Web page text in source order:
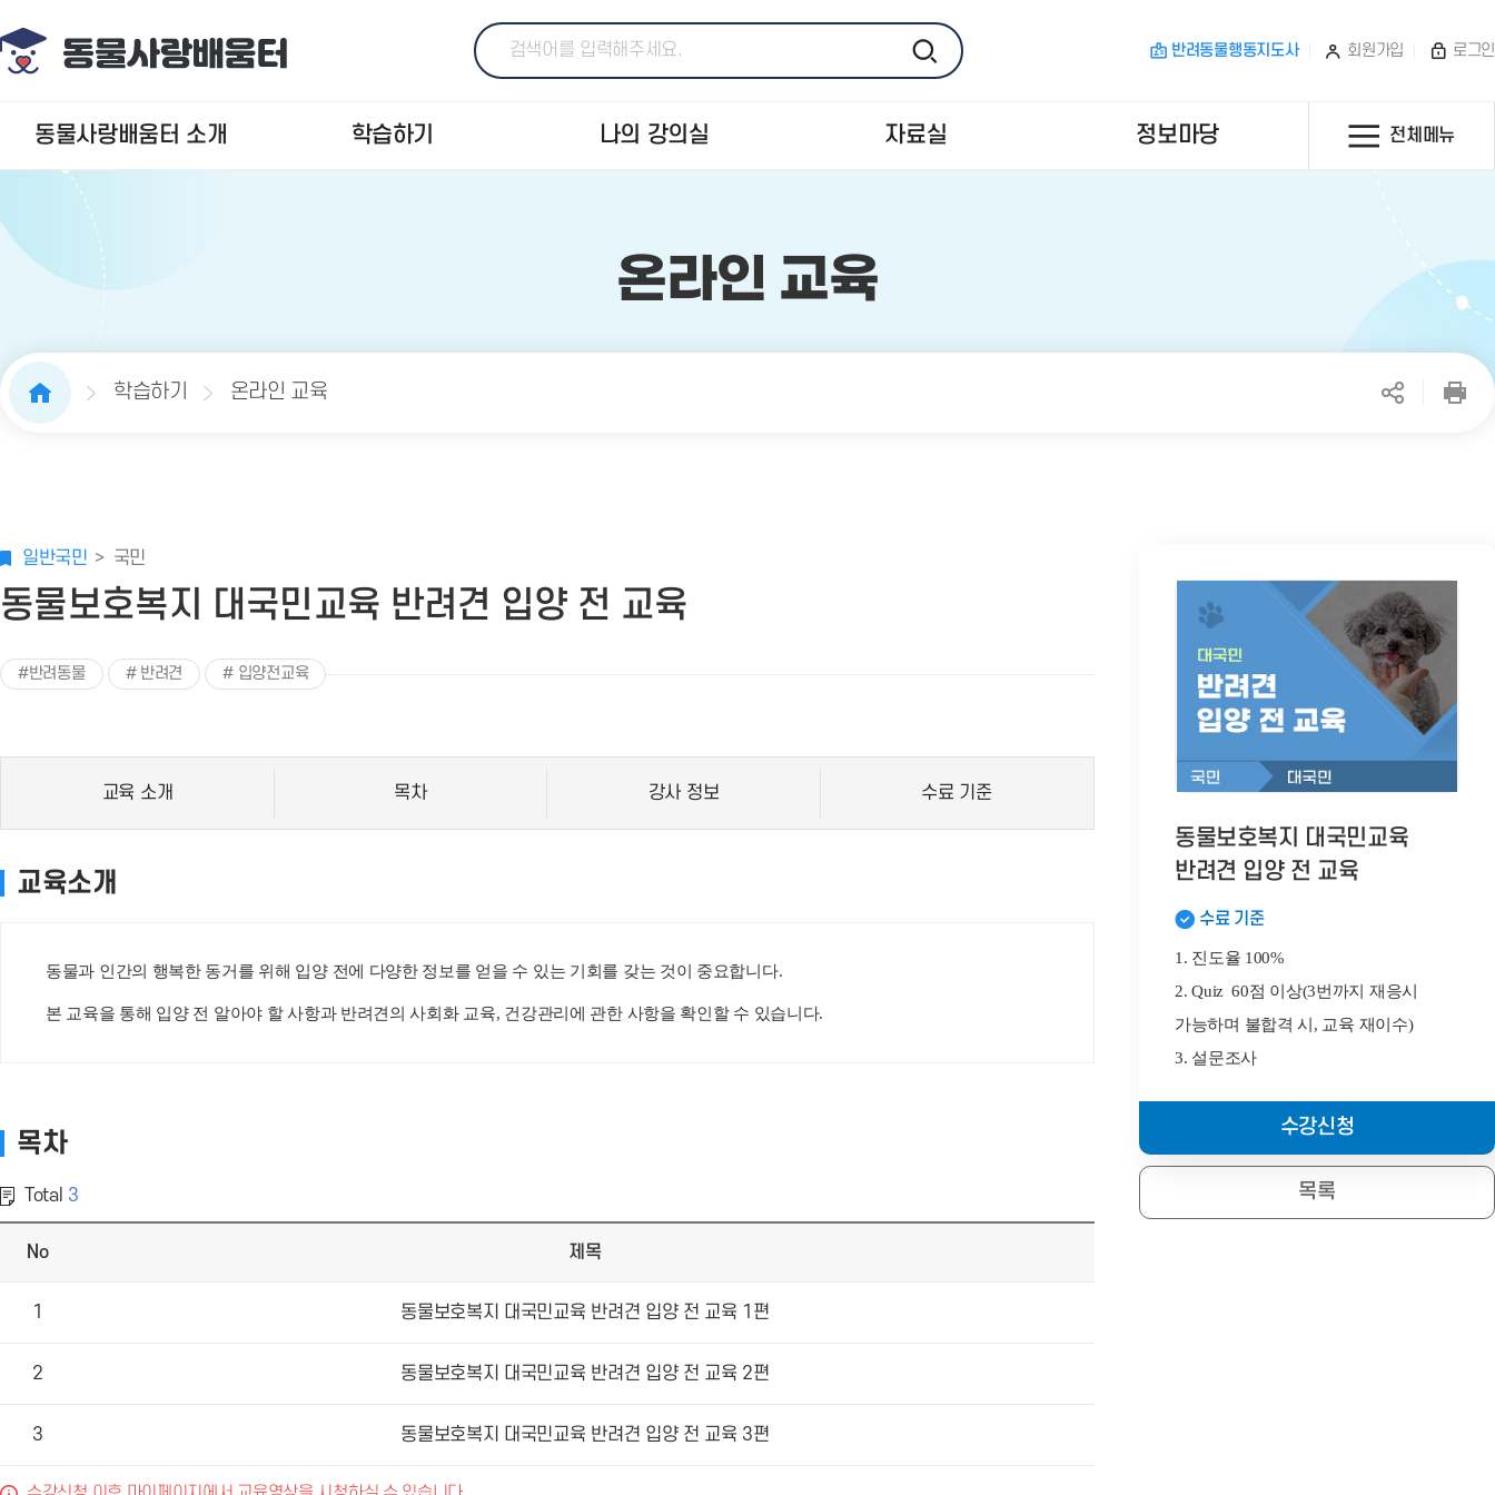
반려동물행동지도사 회원가입 로그인
동물사랑배움터 소개 학습하기 나의 강의실 자료실 정보마당 전체메뉴
온라인 교육
학습하기 온라인 교육
일반국민 국민
동물보호복지 대국민교육 반려견 입양 전 교육
#반려동물 # 반려견 # 입양전교육
교육 소개 목차 강사 정보 수료 기준
교육소개
동물과 인간의 행복한 동거를 위해 입양 전에 다양한 정보를 얻을 수 있는 기회를 갖는 것이 중요합니다.
본 교육을 통해 입양 전 알아야 할 사항과 반려견의 사회화 교육, 건강관리에 관한 사항을 확인할 수 있습니다.
목차
Total 3
No 제목
1 동물보호복지 대국민교육 반려견 입양 전 교육 1편
2 동물보호복지 대국민교육 반려견 입양 전 교육 2편
3 동물보호복지 대국민교육 반려견 입양 전 교육 3편
동물보호복지 대국민교육
반려견 입양 전 교육
수료 기준
1. 진도율 100%
2. Quiz 60점 이상(3번까지 재응시
가능하며 불합격 시, 교육 재이수)
3. 설문조사
수강신청
목록